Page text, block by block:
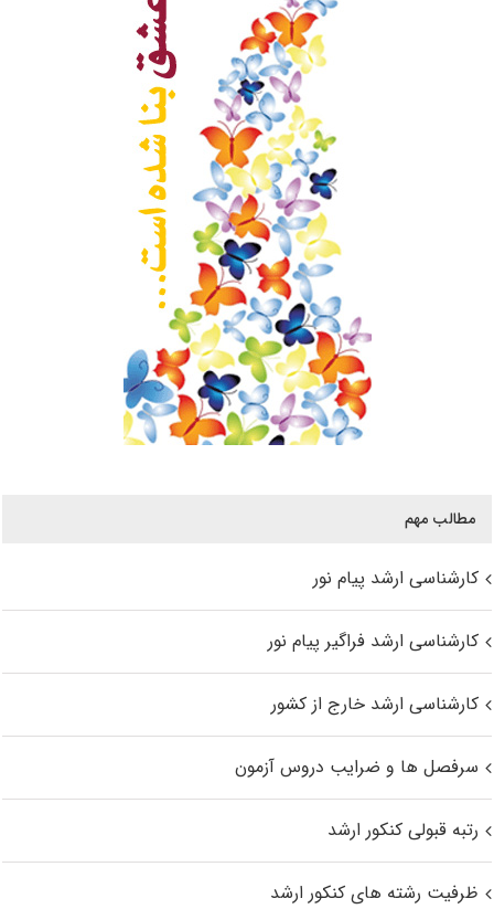
مطالب مهم
کارشناسی ارشد پیام نور
کارشناسی ارشد فراگیر پیام نور
کارشناسی ارشد خارج از کشور
سرفصل ها و ضرایب دروس آزمون
رتبه قبولی کنکور ارشد
ظرفیت رشته های کنکور ارشد